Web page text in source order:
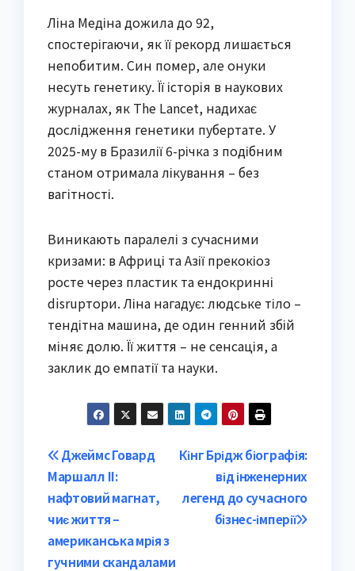
Ліна Медіна дожила до 92,
спостерігаючи, як її рекорд лишається
непобитим. Син помер, але онуки
несуть генетику. Її історія в наукових
журналах, як The Lancet, надихає
дослідження генетики пубертате. У
2025-му в Бразилії 6-річка з подібним
станом отримала лікування – без
вагітності.
Виникають паралелі з сучасними
кризами: в Африці та Азії прекокіоз
росте через пластик та ендокринні
disrupтори. Ліна нагадує: людське тіло –
тендітна машина, де один генний збій
міняє долю. Її життя – не сенсація, а
заклик до емпатії та науки.
Post
navigation
Кінг Брідж біографія:
від інженерних
легенд до сучасного
бізнес-імперії
Джеймс Говард
Маршалл II:
нафтовий магнат,
чиє життя –
американська мрія з
гучними скандалами